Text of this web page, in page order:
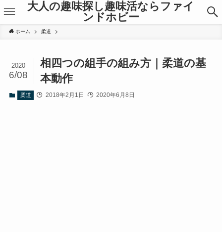
大人の趣味探し趣味活ならファイ
ンドホビー
ホーム 柔道
相四つの組手の組み方｜柔道の基
本動作
2020
6/08
柔道 2018年2月1日 2020年6月8日